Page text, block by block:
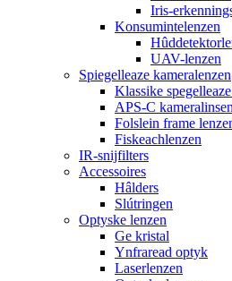
Iris-
Konsumintelenzen
UAV-lenzen
Spiegelleaze kameralenzen
Klassike
APS-C kameralinsen
Folslein frame
Fiskeachlenzen
IR-snijfilters
Accessoires
Hâlders
Slútringen
Optyske lenzen
Ge kristal
Ynfraread optyk
Laserlenzen